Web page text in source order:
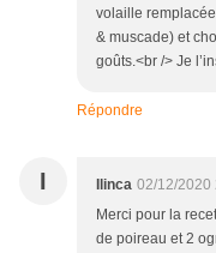
volaille
& muscade) et
goûts.<br /> Je
Répondre
I Ilinca 02/12/2020
Merci pour la
de poireau et 2